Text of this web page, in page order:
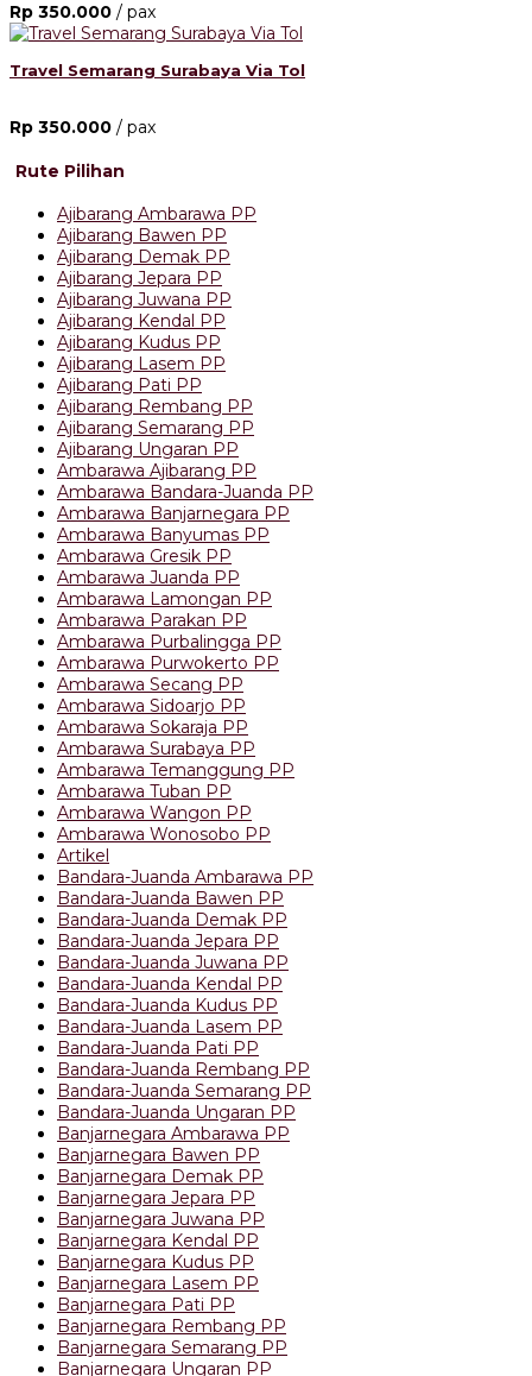
Rp 350.000 / pax
Travel Semarang Surabaya Via Tol
Rp 350.000 / pax
Rute Pilihan
Ajibarang Ambarawa PP
Ajibarang Bawen PP
Ajibarang Demak PP
Ajibarang Jepara PP
Ajibarang Juwana PP
Ajibarang Kendal PP
Ajibarang Kudus PP
Ajibarang Lasem PP
Ajibarang Pati PP
Ajibarang Rembang PP
Ajibarang Semarang PP
Ajibarang Ungaran PP
Ambarawa Ajibarang PP
Ambarawa Bandara-Juanda PP
Ambarawa Banjarnegara PP
Ambarawa Banyumas PP
Ambarawa Gresik PP
Ambarawa Juanda PP
Ambarawa Lamongan PP
Ambarawa Parakan PP
Ambarawa Purbalingga PP
Ambarawa Purwokerto PP
Ambarawa Secang PP
Ambarawa Sidoarjo PP
Ambarawa Sokaraja PP
Ambarawa Surabaya PP
Ambarawa Temanggung PP
Ambarawa Tuban PP
Ambarawa Wangon PP
Ambarawa Wonosobo PP
Artikel
Bandara-Juanda Ambarawa PP
Bandara-Juanda Bawen PP
Bandara-Juanda Demak PP
Bandara-Juanda Jepara PP
Bandara-Juanda Juwana PP
Bandara-Juanda Kendal PP
Bandara-Juanda Kudus PP
Bandara-Juanda Lasem PP
Bandara-Juanda Pati PP
Bandara-Juanda Rembang PP
Bandara-Juanda Semarang PP
Bandara-Juanda Ungaran PP
Banjarnegara Ambarawa PP
Banjarnegara Bawen PP
Banjarnegara Demak PP
Banjarnegara Jepara PP
Banjarnegara Juwana PP
Banjarnegara Kendal PP
Banjarnegara Kudus PP
Banjarnegara Lasem PP
Banjarnegara Pati PP
Banjarnegara Rembang PP
Banjarnegara Semarang PP
Banjarnegara Ungaran PP